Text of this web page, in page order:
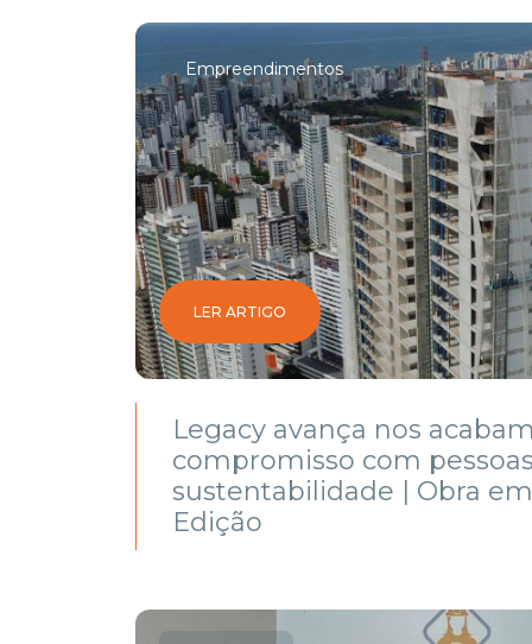
Empreendimentos
LER ARTIGO
Legacy avança nos
compromisso com
sustentabilidade | Obra em
Edição